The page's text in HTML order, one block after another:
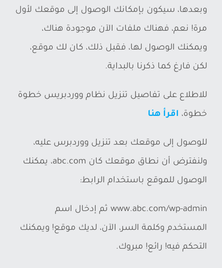
وبعدها، سيكون بإمكانك الوصول إلى موقعك لأول
مرة! نعم، فهناك ملفات الآن موجودة هناك،
ويمكنك الوصول لها، فقبل ذلك، كان لك موقع،
لكن فارغ كما ذكرنا بالبداية.
للاطلاع على تفاصيل تنزيل نظام ووردبريس خطوة
خطوة، اقرأ هنا
للوصول إلى موقعك بعد تنزيل ووردبرس عليه،
ولنفترض أن نطاق موقعك كان abc.com، يمكنك
الوصول للموقع باستخدام الرابط:
www.abc.com/wp-admin ثم إدخال اسم
المستخدم وكلمة السر، الآن، لديك موقع! ويمكنك
التحكم فيه! رائع! مبروك.